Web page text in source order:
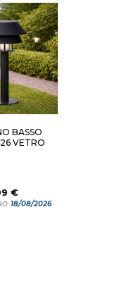
BASSO
VETRO
€
18/08/2026